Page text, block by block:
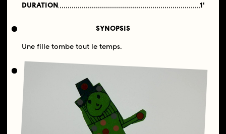
DURATION
1'
SYNOPSIS
Une fille tombe tout le temps.